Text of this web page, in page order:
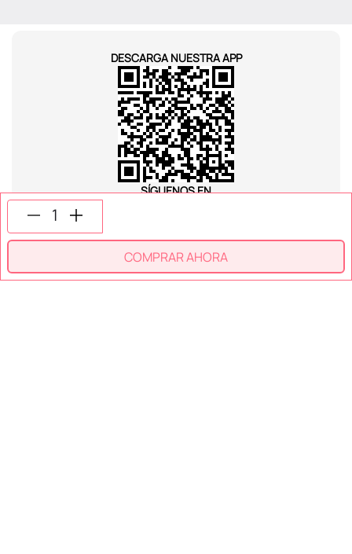
COMPRAR AHORA
DESCARGA NUESTRA APP
SÍGUENOS EN